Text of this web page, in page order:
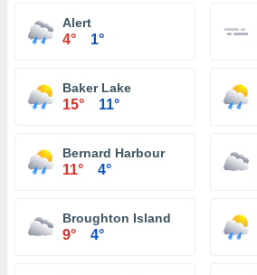
Alert
4° 1°
Baker Lake
15° 11°
Bernard Harbour
11° 4°
Broughton Island
9° 4°